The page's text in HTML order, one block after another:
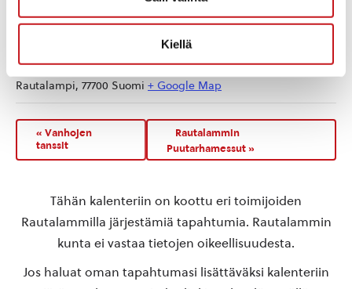
Kiellä
TAPAHTUMAPAIKKA
Turkkilanvuorentie
Rautalampi, 77700 Suomi + Google Map
« Vanhojen
tanssit
Rautalammin
Puutarhamessut»
Tähän kalenteriin on koottu eri toimijoiden
Rautalammilla järjestämiä tapahtumia. Rautalammin
kunta ei vastaa tietojen oikeellisuudesta.
Jos haluat oman tapahtumasi lisättäväksi kalenteriin